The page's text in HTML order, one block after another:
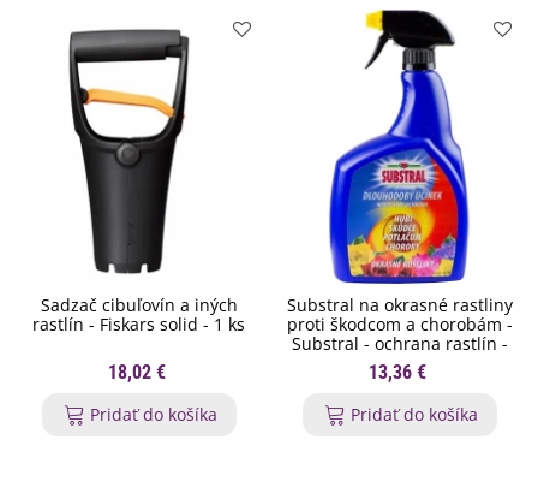
Sadzač cibuľovín a iných
rastlín - Fiskars solid - 1 ks
18,02 €
Pridať do košíka
Substral na okrasné rastliny
proti škodcom a chorobám -
Substral - ochrana rastlín -
800 ml
13,36 €
Pridať do košíka